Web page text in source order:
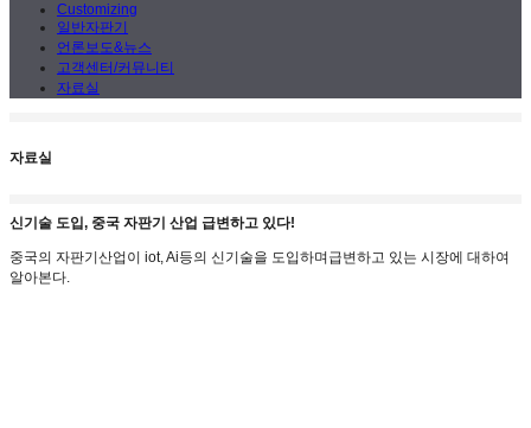
Customizing
일반자판기
언론보도&뉴스
고객센터/커뮤니티
자료실
자료실
신기술 도입, 중국 자판기 산업 급변하고 있다!
중국의 자판기산업이 iot, Ai등의 신기술을 도입하며급변하고 있는 시장에 대하여
알아본다.